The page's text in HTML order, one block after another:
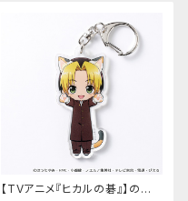
【TVアニメ『ヒカルの碁』】のび